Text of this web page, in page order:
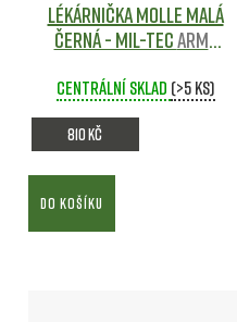
Lékárnička Molle malá
černá - Mil-tecArmy
Centrální sklad (>5 ks)
810 Kč
DO KOŠÍKU